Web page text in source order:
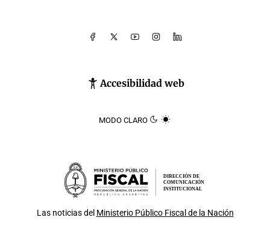
Accesibilidad web
MODO CLARO
DIRECCIÓN DE
COMUNICACIÓN
INSTITUCIONAL
Las noticias del Ministerio Público Fiscal de la Nación